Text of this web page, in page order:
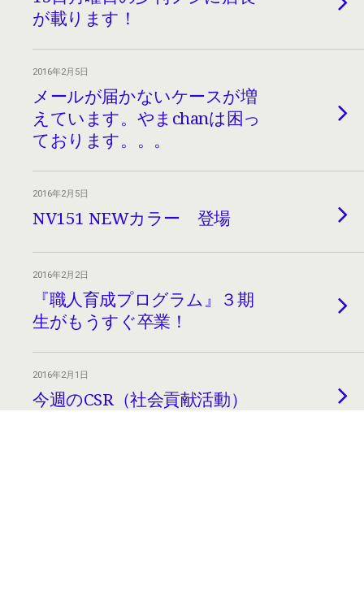
が載ります！
2016年2月5日
メールが届かないケースが増
えています。やまchanは困っ
ております。。。
2016年2月5日
NV151 NEWカラー 登場
2016年2月2日
『職人育成プログラム』３期
生がもうすぐ卒業！
2016年2月1日
今週のCSR（社会貢献活動）